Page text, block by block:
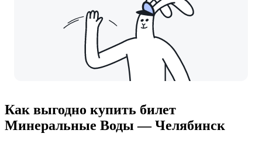
Как выгодно купить билет
Минеральные Воды — Челябинск